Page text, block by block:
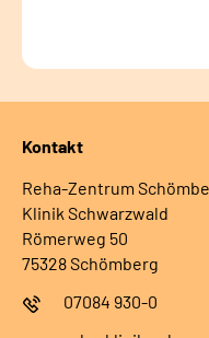
Kontakt
Reha-Zentrum
Klinik Schwarzwald
Römerweg 50
75328 Schömberg
07084 930-0